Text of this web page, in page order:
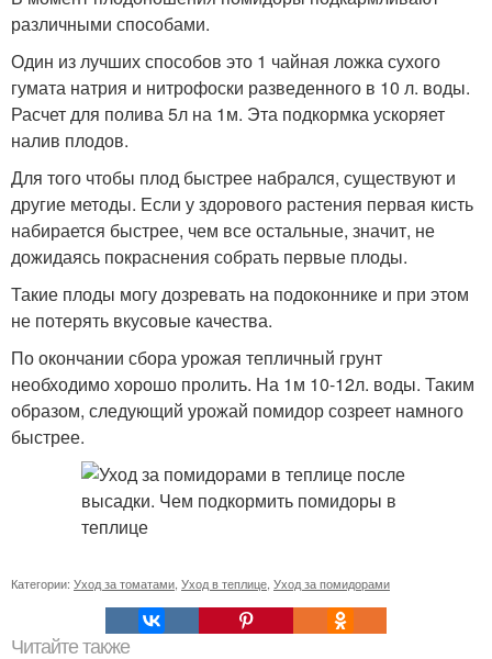
различными способами.
Один из лучших способов это 1 чайная ложка сухого
гумата натрия и нитрофоски разведенного в 10 л. воды.
Расчет для полива 5л на 1м. Эта подкормка ускоряет
налив плодов.
Для того чтобы плод быстрее набрался, существуют и
другие методы. Если у здорового растения первая кисть
набирается быстрее, чем все остальные, значит, не
дожидаясь покраснения собрать первые плоды.
Такие плоды могу дозревать на подоконнике и при этом
не потерять вкусовые качества.
По окончании сбора урожая тепличный грунт
необходимо хорошо пролить. На 1м 10-12л. воды. Таким
образом, следующий урожай помидор созреет намного
быстрее.
Категории: Уход за томатами Уход в теплице Уход за помидорами
Читайте также